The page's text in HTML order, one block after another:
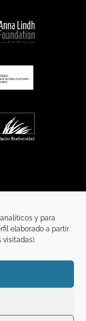
y para
elaborado a partir
visitadas).
de propiedad